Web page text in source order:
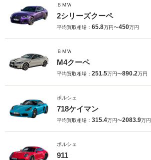
ＢＭＷ
2シリーズクーペ
平均買取相場： 65.8万円〜450万円
ＢＭＷ
M4クーペ
平均買取相場： 251.5万円〜890.2万円
ポルシェ
718ケイマン
平均買取相場： 315.4万円〜2083.9万円
ポルシェ
911